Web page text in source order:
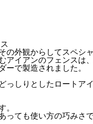
の外観からしてスペシャ
イアンのフェンスは
ーで製造されました。
しりとしたロートア
。
ても使い方の巧みさ